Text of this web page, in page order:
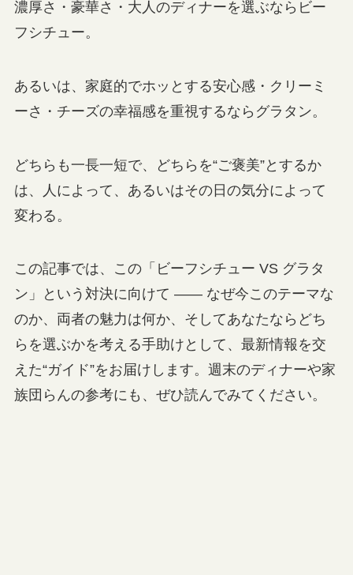
濃厚さ・豪華さ・大人のディナーを選ぶならビー
フシチュー。
あるいは、家庭的でホッとする安心感・クリーミ
ーさ・チーズの幸福感を重視するならグラタン。
どちらも一長一短で、どちらを“ご褒美”とするか
は、人によって、あるいはその日の気分によって
変わる。
この記事では、この「ビーフシチュー VS グラタ
ン」という対決に向けて ―― なぜ今このテーマな
のか、両者の魅力は何か、そしてあなたならどち
らを選ぶかを考える手助けとして、最新情報を交
えた“ガイド”をお届けします。週末のディナーや家
族団らんの参考にも、ぜひ読んでみてください。